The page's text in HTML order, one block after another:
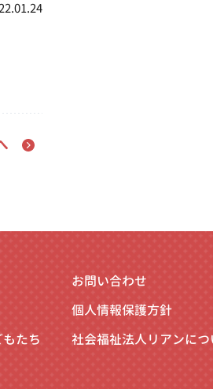
たち
お問い合わせ
個人情報保護方針
社会福祉法人リアンにつ